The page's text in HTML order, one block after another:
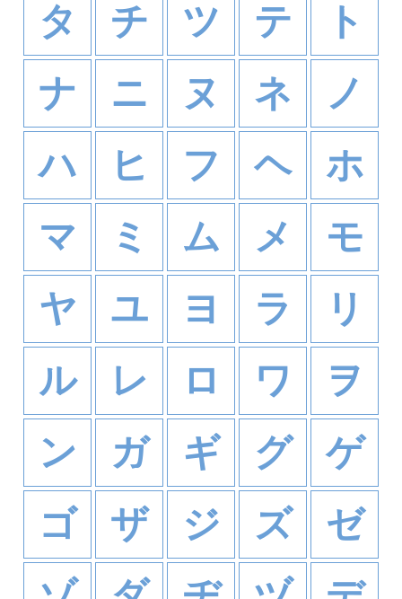
タ
チ ツ テ
ト
ナ
ニ ヌ ネ
ノ
ハ
ヒ フ ヘ
ホ
マ
ミ ム メ
モ
ヤ
ユ ヨ ラ
リ
ル
レ ロ ワ
ヲ
ン
ガ ギ グ
ゲ
ゴ
ザ ジ ズ
ゼ